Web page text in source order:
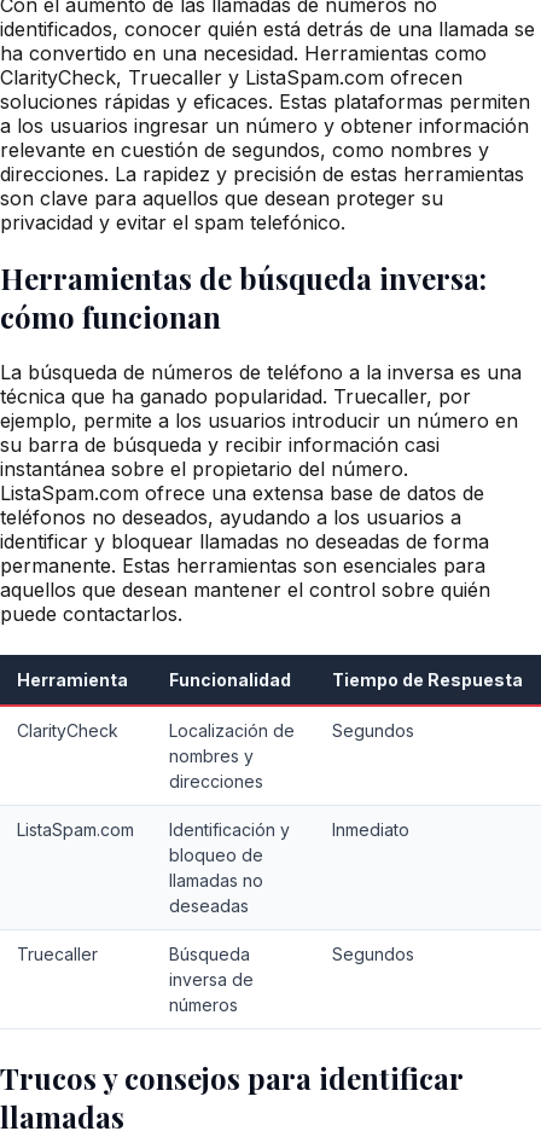
identificados, conocer quién está detrás de una llamada se
ha convertido en una necesidad. Herramientas como
ClarityCheck, Truecaller y ListaSpam.com ofrecen
soluciones rápidas y eficaces. Estas plataformas permiten
a los usuarios ingresar un número y obtener información
relevante en cuestión de segundos, como nombres y
direcciones. La rapidez y precisión de estas herramientas
son clave para aquellos que desean proteger su
privacidad y evitar el spam telefónico.
Herramientas de búsqueda inversa:
cómo funcionan
La búsqueda de números de teléfono a la inversa es una
técnica que ha ganado popularidad. Truecaller, por
ejemplo, permite a los usuarios introducir un número en
su barra de búsqueda y recibir información casi
instantánea sobre el propietario del número.
ListaSpam.com ofrece una extensa base de datos de
teléfonos no deseados, ayudando a los usuarios a
identificar y bloquear llamadas no deseadas de forma
permanente. Estas herramientas son esenciales para
aquellos que desean mantener el control sobre quién
puede contactarlos.
Herramienta Funcionalidad Tiempo de Respuesta
ClarityCheck
Localización de
nombres y
direcciones
Segundos
ListaSpam.com
Identificación y
bloqueo de
llamadas no
deseadas
Inmediato
Truecaller
Búsqueda
inversa de
números
Segundos
Trucos y consejos para identificar
llamadas